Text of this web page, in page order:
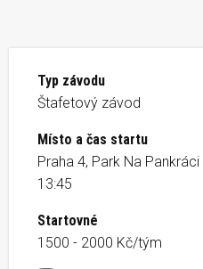
Typ závodu
Štafetový závod
Místo a čas startu
Praha 4, Park Na
13:45
Startovné
1500 - 2000 Kč/tým